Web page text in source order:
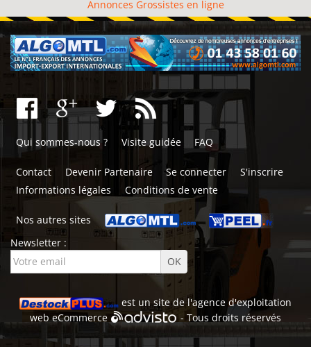
Annonces Grossistes en ligne
Qui sommes-nous ? Visite guidée FAQ
Contact Devenir Partenaire Se connecter
S'inscrire
Informations légales
Conditions de vente
Nos autres sites
Newsletter :
est un site de l'agence d'exploitation
webeCommerce - Tous droits réservés